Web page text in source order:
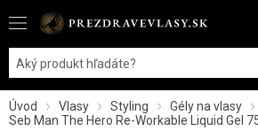
Úvod Vlasy Styling
Gély na vlasy
Seb Man The Hero Re-Workable Liquid Gel